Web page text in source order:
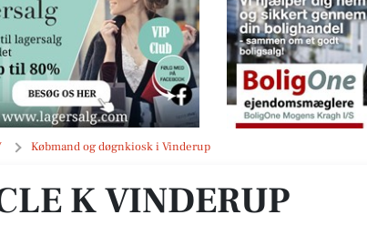
Købmand og døgnkiosk i Vinderup
Vinderup
K VINDERUP